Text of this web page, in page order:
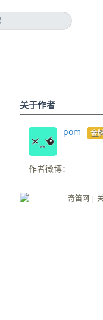
关于作者
pom 金
作者微博：